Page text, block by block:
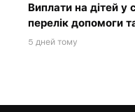
Виплати на дітей у
перелік допомоги
5 дней тому